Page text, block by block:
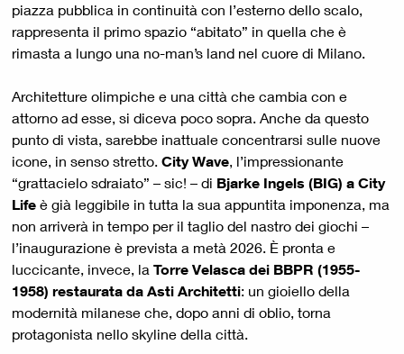
piazza pubblica in continuità con l’esterno dello scalo,
rappresenta il primo spazio “abitato” in quella che è
rimasta a lungo una no-man’s land nel cuore di Milano.
Architetture olimpiche e una città che cambia con e
attorno ad esse, si diceva poco sopra. Anche da questo
punto di vista, sarebbe inattuale concentrarsi sulle nuove
icone, in senso stretto. City Wave, l’impressionante
“grattacielo sdraiato” – sic! – di Bjarke Ingels (BIG) a City
Life è già leggibile in tutta la sua appuntita imponenza, ma
non arriverà in tempo per il taglio del nastro dei giochi –
l’inaugurazione è prevista a metà 2026. È pronta e
luccicante, invece, la Torre Velasca dei BBPR (1955-
1958) restaurata da Asti Architetti: un gioiello della
modernità milanese che, dopo anni di oblio, torna
protagonista nello skyline della città.